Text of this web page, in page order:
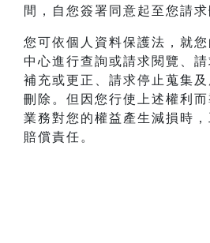
間，自您簽署同意起至您請求
您可依個人資料保護法，就
中心進行查詢或請求閱覽、
補充或更正、請求停止蒐集
刪除。但因您行使上述權利
業務對您的權益產生減損時
賠償責任。